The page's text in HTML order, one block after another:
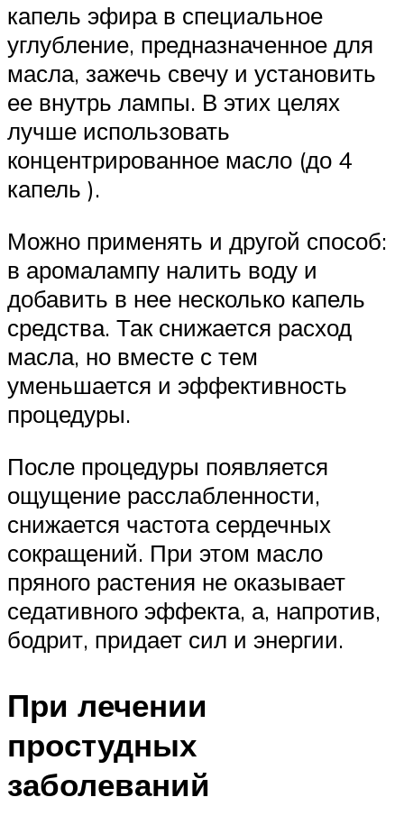
капель эфира в специальное
углубление, предназначенное для
масла, зажечь свечу и установить
ее внутрь лампы. В этих целях
лучше использовать
концентрированное масло (до 4
капель ).
Можно применять и другой способ:
в аромалампу налить воду и
добавить в нее несколько капель
средства. Так снижается расход
масла, но вместе с тем
уменьшается и эффективность
процедуры.
После процедуры появляется
ощущение расслабленности,
снижается частота сердечных
сокращений. При этом масло
пряного растения не оказывает
седативного эффекта, а, напротив,
бодрит, придает сил и энергии.
При лечении
простудных
заболеваний